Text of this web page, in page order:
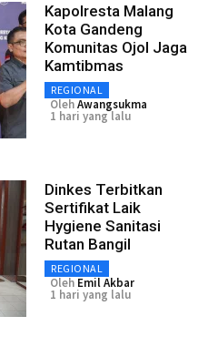
Kapolresta Malang
Kota Gandeng
Komunitas Ojol Jaga
Kamtibmas
REGIONAL
OlehAwangsukma
1 hari yang lalu
Dinkes Terbitkan
Sertifikat Laik
Hygiene Sanitasi
Rutan Bangil
REGIONAL
Oleh Emil Akbar
1 hari yang lalu